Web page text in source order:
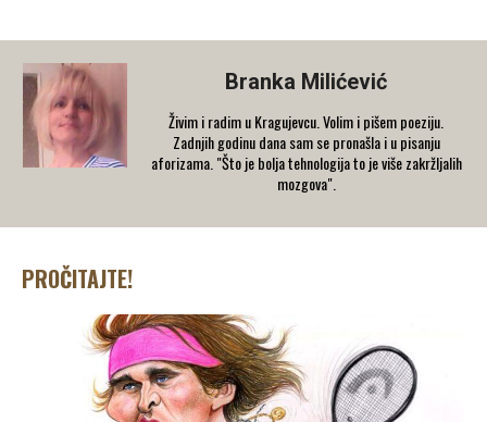
Branka Milićević
Živim i radim u Kragujevcu. Volim i pišem poeziju.
Zadnjih godinu dana sam se pronašla i u pisanju
aforizama. "Što je bolja tehnologija to je više zakržljalih
mozgova".
PROČITAJTE!